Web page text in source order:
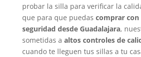
probar la silla para verificar la
que para que puedas comprar
seguridad desde Guadalajara,
sometidas a altos controles de
cuando te lleguen tus sillas a tu